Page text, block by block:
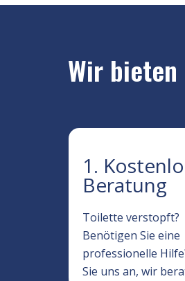
Wir bieten
1.
Beratung
Toilette verstopft?
Benötigen Sie eine
professionelle
Sie uns an, wir